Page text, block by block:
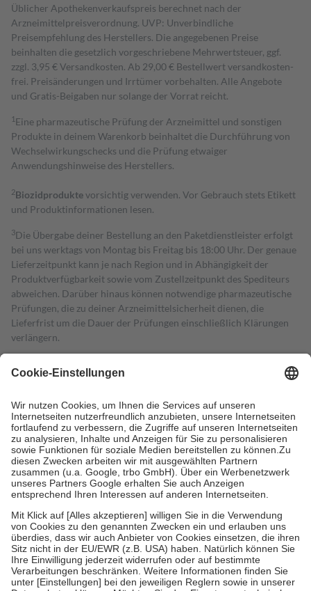
Üblicher Apothekenverkaufspreis berechnet nach der
Arzneimittelpreisverordnung. UVP: Unverbindliche
Preisempfehlung des Herstellers. Die angegebenen Preise
beinhalten die gesetzlich vorgeschriebene Mehrwertsteuer, ggf.
zzgl. 3,95 € Versandkosten. Ab 29,00 € Bestell­wert versand­kosten­
frei. Preisänderungen und Irrtümer vorbehalten. Alle Angebote
und Gratis-Beigaben nur solange der Vorrat reicht.
1 Eine pharmazeutische Prüfung der Arzneimittel und sonstigen
Produkte in deinem Warenkorb beinhaltet die Durchführung von
Wechselwirkungschecks und die Prüfung etwaiger
Anwendungshinweise des Herstellers.
2Biozidproduktevorsichtig verwenden. Vor Gebrauch stets Etikett
und Produktinformationen lesen.
3Die Übergabe deiner Bestellung an den Paketdienstleister erfolgt
bei uns werktags von Montag bis Freitag bis 18:00 Uhr. Der genaue
Lieferzeitpunkt kann je nach Region und in Abhängigkeit der
Produktverfügbarkeit sowie vom Zustellzeitpunkt des Spediteurs
abweichen. Darüber hinaus können notwendige pharmazeutische
Prüfungen, die zu deiner Arzneimittelsicherheit dienen, die
Lieferfrist um die Dauer der Prüfungen einschließlich Klärungen
verlängern.
Rezept aus und der Patient erhält sie in der Apotheke. Die
Kosten dafür, der Versicherte trägt einen Teil davon als Zuzahlung
mit.
Grundsätzlich leisten Mitglieder Zuzahlungen in Höhe von zehn
Prozent des Abgabepreises,mindestensjedochfünf Euround
höchstens zehn Euro.Es sind jedoch nie mehr als die tatsächlichen
Kosten der Leistung zu entrichten.
Diese Regeln gelten grundsätzlich auch für Online-Apotheken.
Bei Heilmitteln und häuslicher Krankenpflege beträgt die
Zuzahlung zehn Prozent der Kosten sowie zehn Euro je
Verordnung.
Um das Engagement der Versicherten für ihre eigene Gesundheit zu
stärken und die besondere Stellung der Familie zu unterstützen,
fallen keine Zuzahlungen an bei: